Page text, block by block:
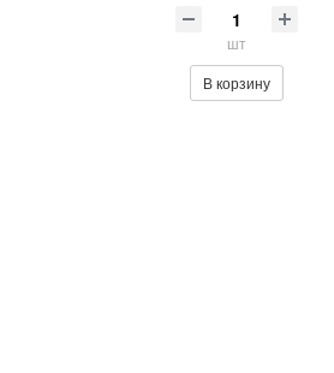
шт
В корзину